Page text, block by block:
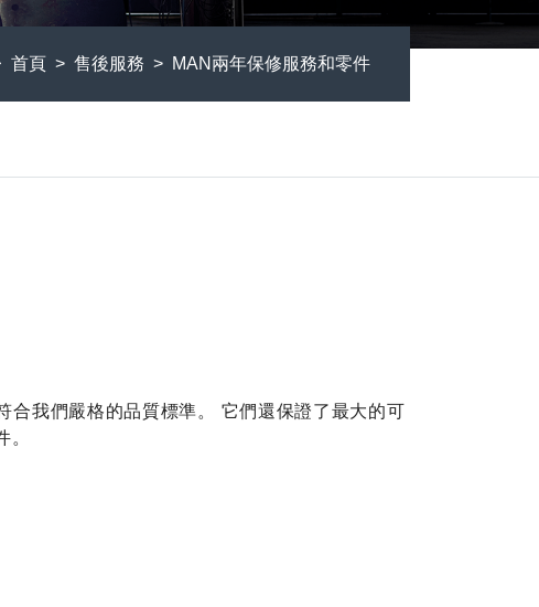
首頁 售後服務 MAN兩年保修服務和零件
合我們嚴格的品質標準。 它們還保證了最大的可